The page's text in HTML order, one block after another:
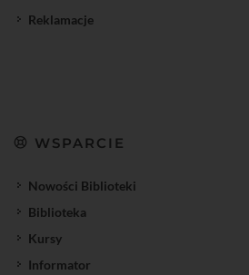
Reklamacje
WSPARCIE
Nowości Biblioteki
Biblioteka
Kursy
Informator